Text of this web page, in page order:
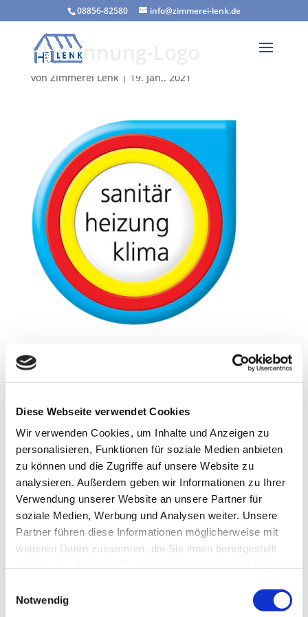
Diese Webseite verwendet Cookies
Wir verwenden Cookies, um Inhalte und Anzeigen zu
personalisieren, Funktionen für soziale Medien anbieten
zu können und die Zugriffe auf unsere Website zu
analysieren. Außerdem geben wir Informationen zu Ihrer
Verwendung unserer Website an unsere Partner für
soziale Medien, Werbung und Analysen weiter. Unsere
Partner führen diese Informationen möglicherweise mit
weiteren Daten zusammen, die Sie ihnen bereitgestellt
Notwendig
08856-82580 info@zimmerei-lenk.de
SHK-Innung-Logo
von Zimmerei Lenk| 19. Jan.. 2021
Neueste Beiträge
Teilnahme am Clean Advantage Programm
Lehrstellen 2026
Besuch bei ABA Holz
Jobmesse in Penzberg
Unsere Azubis 2025
Neueste Kommentare
März 2026